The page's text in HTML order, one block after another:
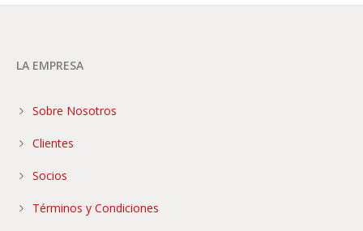
LA EMPRESA
Sobre Nosotros
Clientes
Socios
Términos y Condiciones